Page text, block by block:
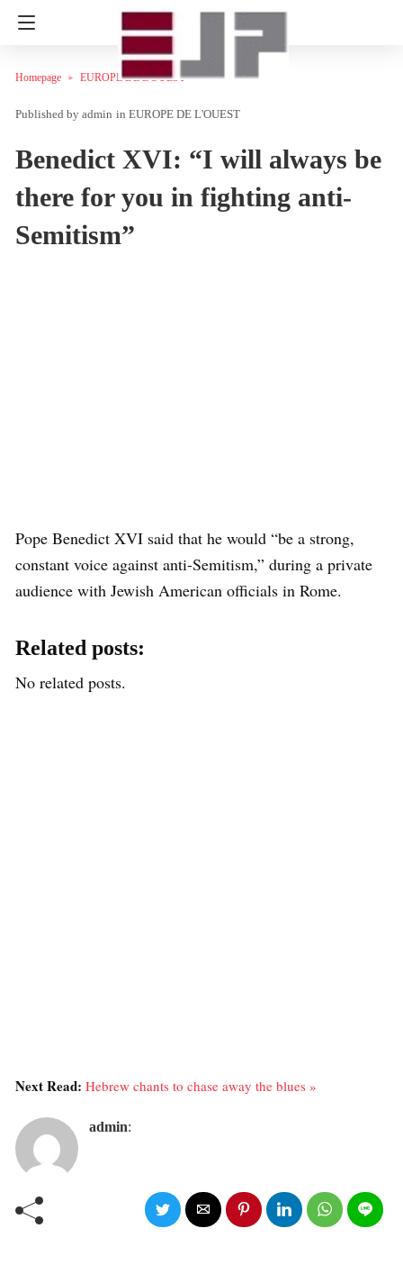
Homepage EUROPE DE L'OUEST
admin in EUROPE DE L'OUEST
Benedict XVI: “I will always be
there for you in fighting anti-
Semitism”
Pope Benedict XVI said that he would “be a strong,
constant voice against anti-Semitism,” during a private
audience with Jewish American officials in Rome.
Related posts:
No related posts.
Next Read: Hebrew chants to chase away the blues »
admin: